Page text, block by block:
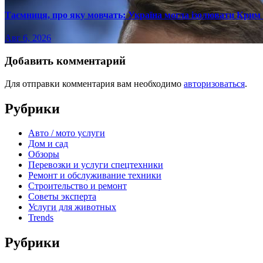
Таємниця, про яку мовчать: Україна могла ізолювати
Авг 6, 2026
Добавить комментарий
Для отправки комментария вам необходимо авторизоваться.
Рубрики
Авто / мото услуги
Дом и сад
Обзоры
Перевозки и услуги спецтехники
Ремонт и обслуживание техники
Строительство и ремонт
Советы эксперта
Услуги для животных
Trends
Рубрики